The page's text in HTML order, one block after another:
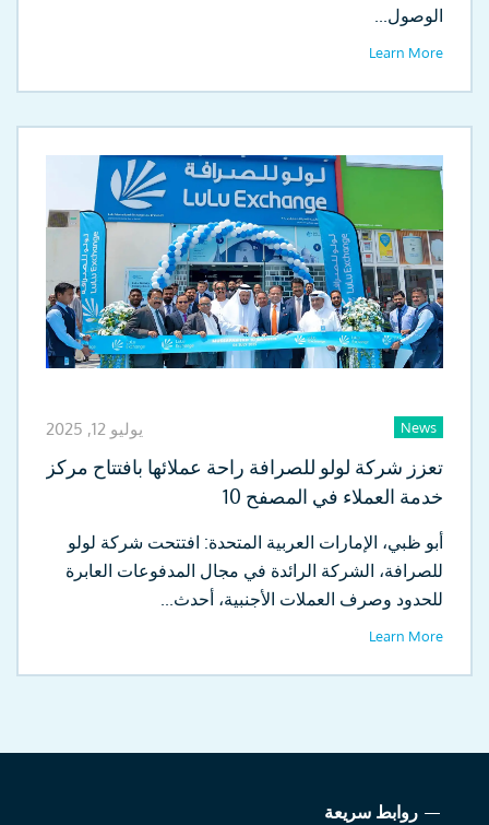
الوصول...
Learn More
News يوليو 12, 2025
تعزز شركة لولو للصرافة راحة عملائها بافتتاح مركز
خدمة العملاء في المصفح 10
أبو ظبي، الإمارات العربية المتحدة: افتتحت شركة لولو
للصرافة، الشركة الرائدة في مجال المدفوعات العابرة
للحدود وصرف العملات الأجنبية، أحدث...
Learn More
روابط سريعة